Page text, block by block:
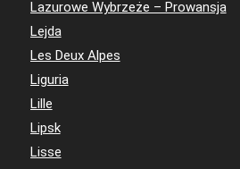
Lazurowe Wybrzeże – Prowansja
Lejda
Les Deux Alpes
Liguria
Lille
Lipsk
Lisse